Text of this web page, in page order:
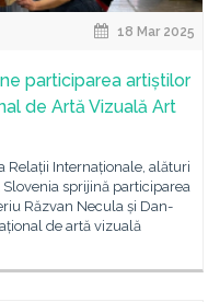
18 Mar 2025
participarea artiștilor
de Artă Vizuală Art
Relații Internaționale, alături
sprijină participarea
Răzvan Necula și Dan-
de artă vizuală